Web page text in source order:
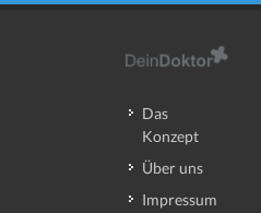
Das
Konzept
Über uns
Impressum